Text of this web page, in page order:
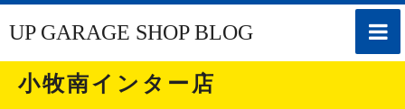
toggle
UP GARAGE SHOP BLOG
小牧南インター店